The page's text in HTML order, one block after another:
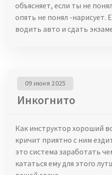
объясняет, если ты не
опять не понял -нарисует.
водить авто и сдать
Инкогнито
09 июня 2025
Как инструктор хороший
кричит приятно с ним
это система заработать
кататься ему для этого